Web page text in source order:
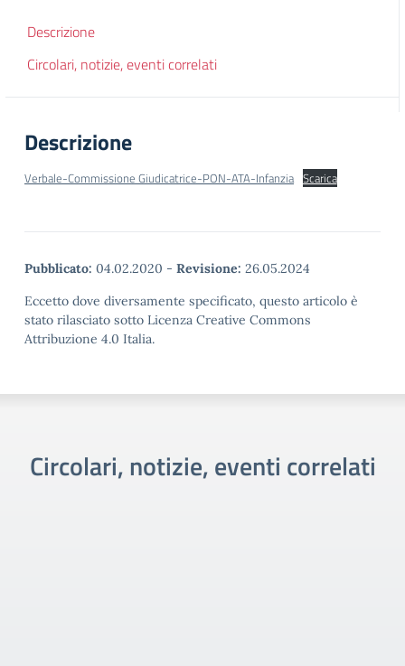
Descrizione
Circolari, notizie, eventi correlati
Descrizione
Verbale-Commissione Giudicatrice-PON-ATA-Infanzia Scarica
Pubblicato: 04.02.2020 - Revisione: 26.05.2024
Eccetto dove diversamente specificato, questo articolo è
stato rilasciato sotto Licenza Creative Commons
Attribuzione 4.0 Italia.
Circolari, notizie, eventi correlati